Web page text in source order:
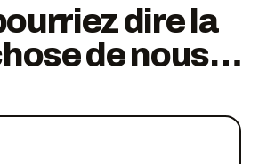
dire la
de nous…